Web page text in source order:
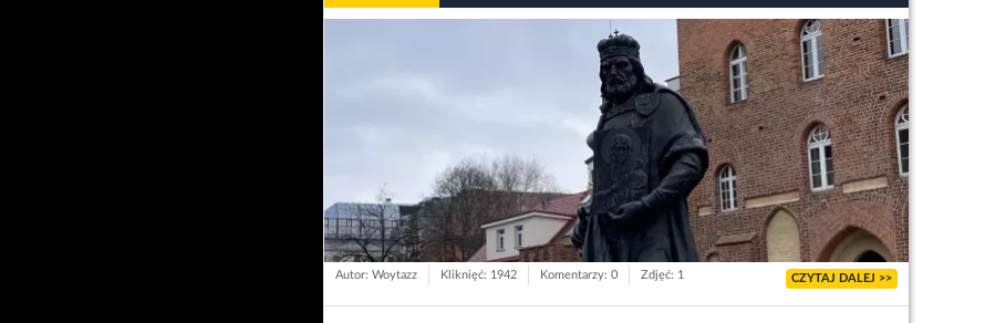
Autor: Woytazz Kliknięć: 1942 Komentarzy: 0 Zdjęć: 1 CZYTAJ DALEJ >>